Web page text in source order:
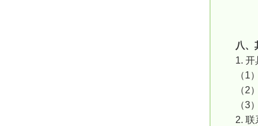
八、
1. 开
（1
（2
（3
2. 联